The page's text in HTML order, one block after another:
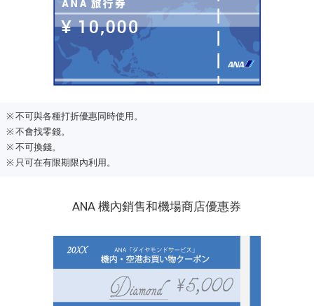
不可與各種打折優惠同時使用。
不會找零錢。
不可換錢。
只可在有限期限內利用。
ANA 機內銷售和機場商店優惠券